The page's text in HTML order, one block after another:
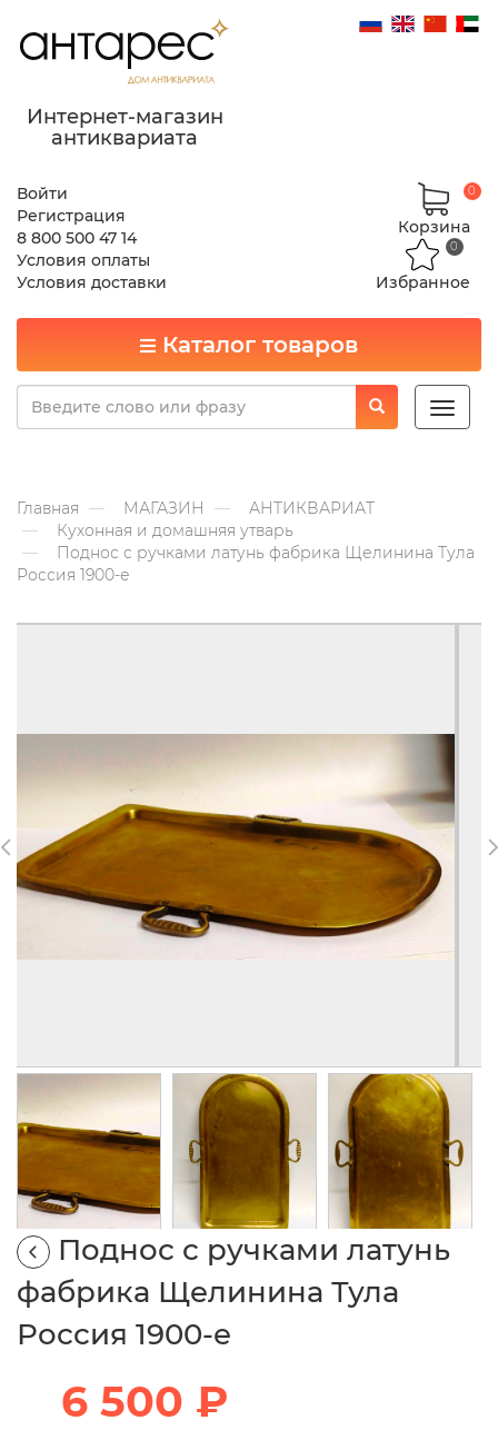
Интернет-магазин
антиквариата
Войти
Регистрация
8 800 500 47 14
Условия оплаты
Условия доставки
Корзина
0
Избранное
0
Каталог товаров
Toggle
Главная МАГАЗИН
АНТИКВАРИАТ
Кухонная и домашняя утварь
Поднос с ручками латунь фабрика Щелинина Тула
Россия 1900-е
Поднос с ручками латунь
фабрика Щелинина Тула
Россия 1900-е
6 500 ₽